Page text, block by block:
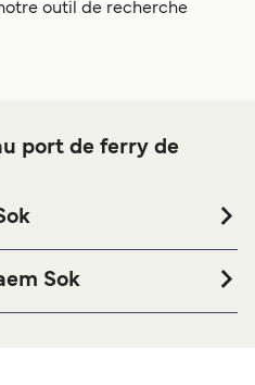
outil de recherche
port de ferry de
votre voyage ou si vous
pour votre séjour, merci
Sok